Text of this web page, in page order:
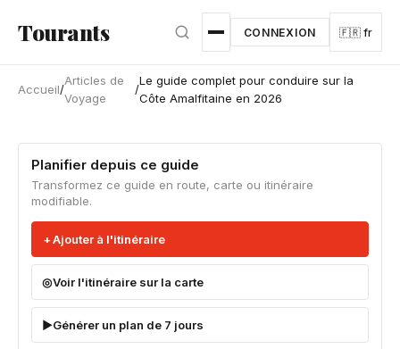
Tourants CONNEXION 🇫🇷 fr
Accueil/
Articles de
Voyage
/
Le guide complet pour conduire sur la
Côte Amalfitaine en 2026
Planifier depuis ce guide
Transformez ce guide en route, carte ou itinéraire
modifiable.
Ajouter à l'itinéraire
Voir l'itinéraire sur la carte
Générer un plan de 7 jours